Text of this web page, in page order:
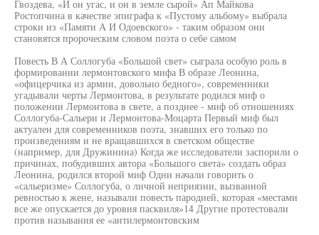
Гвоздева, «И он угас, и он в земле сырой» Ап Майкова
Ростопчина в качестве эпиграфа к «Пустому альбому» выбрала
строки из «Памяти А И Одоевского» - таким образом они
становятся пророческим словом поэта о себе самом
Повесть В А Соллогуба «Большой свет» сыграла особую роль в
формировании лермонтовского мифа В образе Леонина,
«офицерчика из армии, довольно бедного», современники
угадывали черты Лермонтова, в результате родился миф о
положении Лермонтова в свете, а позднее - миф об отношениях
Соллогуба-Сальери и Лермонтова-Моцарта Первый миф был
актуален для современников поэта, знавших его только по
произведениям и не вращавшихся в светском обществе
(например, для Дружинина) Когда же исследователи заспорили о
причинах, побудивших автора «Большого света» создать образ
Леонина, родился второй миф Одни начали говорить о
«сальеризме» Соллогуба, о личной неприязни, вызванной
ревностью к жене, называли повесть пародией, которая «местами
все же опускается до уровня пасквиля»14 Другие протестовали
против называния ее «антилермонтовским